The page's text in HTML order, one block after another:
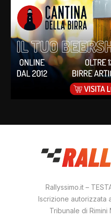
Rallyssimo.it –
Iscrizione autorizzata
Tribunale di Rimini